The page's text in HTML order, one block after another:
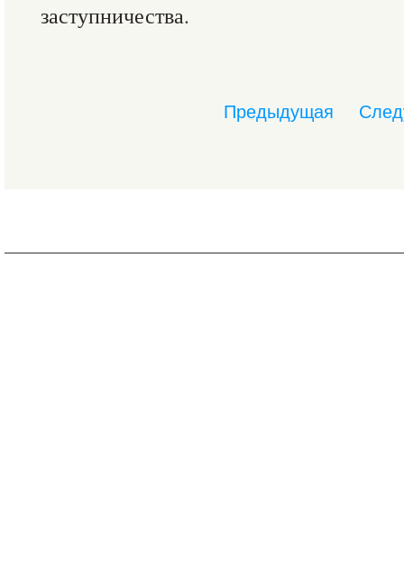
заступничества.
Предыдущая